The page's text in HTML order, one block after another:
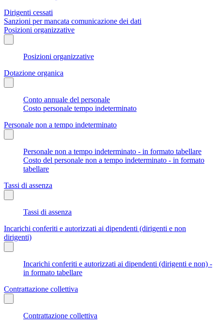
Dirigenti cessati
Sanzioni per mancata comunicazione dei dati
Posizioni organizzative
Posizioni organizzative
Dotazione organica
Conto annuale del personale
Costo personale tempo indeterminato
Personale non a tempo indeterminato
Personale non a tempo indeterminato - in formato tabellare
Costo del personale non a tempo indeterminato - in formato
tabellare
Tassi di assenza
Tassi di assenza
Incarichi conferiti e autorizzati ai dipendenti (dirigenti e non
dirigenti)
Incarichi conferiti e autorizzati ai dipendenti (dirigenti e non) -
in formato tabellare
Contrattazione collettiva
Contrattazione collettiva